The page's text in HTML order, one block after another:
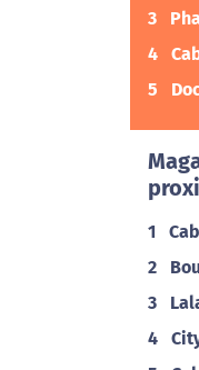
3
4
5
1
2
3
4